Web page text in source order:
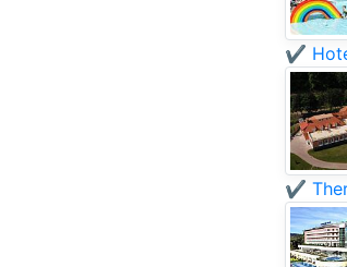
✔️
✔️